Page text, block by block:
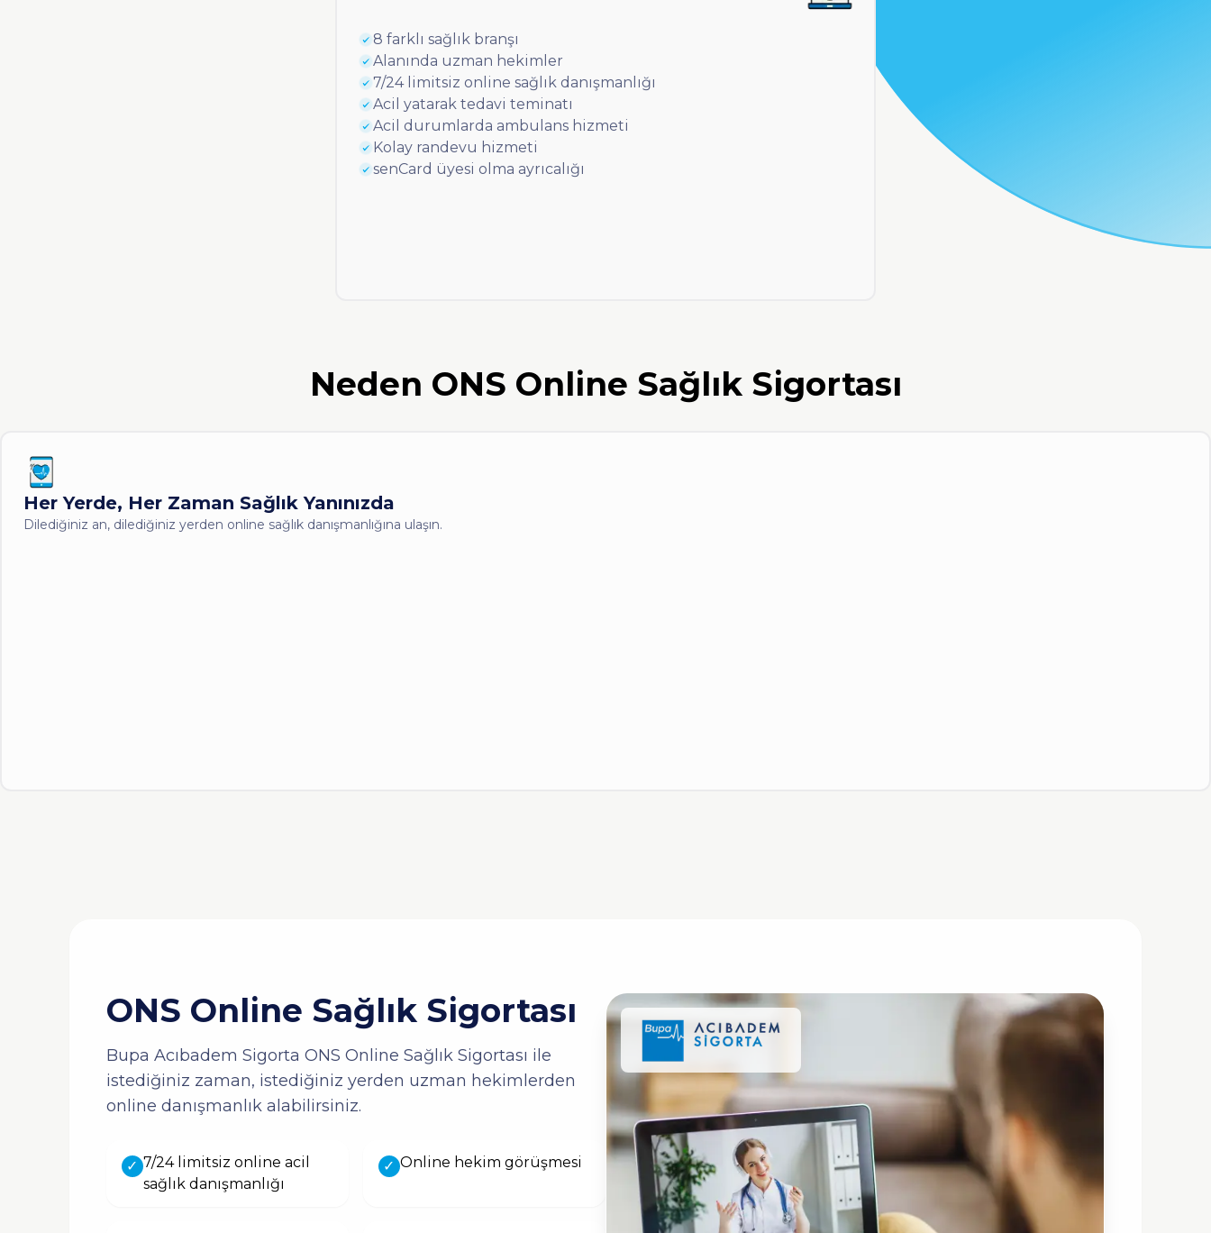
8 farklı sağlık branşı
Alanında uzman hekimler
7/24 limitsiz online sağlık danışmanlığı
Acil yatarak tedavi teminatı
Acil durumlarda ambulans hizmeti
Kolay randevu hizmeti
senCard üyesi olma ayrıcalığı
Neden ONS Online Sağlık Sigortası
Her Yerde, Her Zaman Sağlık Yanınızda
Dilediğiniz an, dilediğiniz yerden online sağlık danışmanlığına ulaşın.
ONS Online Sağlık Sigortası
Bupa Acıbadem Sigorta ONS Online Sağlık Sigortası ile
istediğiniz zaman, istediğiniz yerden uzman hekimlerden
online danışmanlık alabilirsiniz.
✓ 7/24 limitsiz online acil
sağlık danışmanlığı
✓ Online hekim görüşmesi